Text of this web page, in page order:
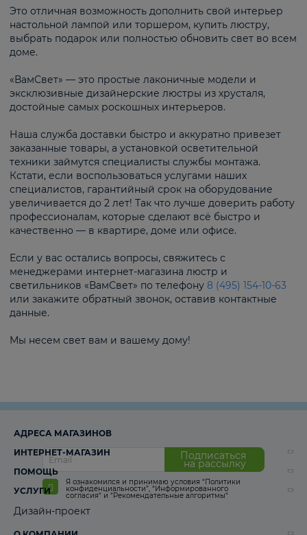
Это отличная возможность дополнить свой интерьер
настольной лампой или торшером, купить люстру,
выбрать подарок или полностью обновить свет во всем
доме.
«ВамСвет» — это простые лаконичные модели и
эксклюзивные дизайнерские люстры из хрусталя,
достойные самых роскошных интерьеров.
Наша служба доставки быстро и аккуратно привезет
заказанные товары, а установкой осветительной
техники займутся специалисты службы монтажа.
Кстати, если воспользоваться услугами наших
специалистов, гарантийный срок на оборудование
увеличивается до 2 лет! Так что лучше доверить работу
профессионалам, которые сделают всё быстро и
качественно — в квартире, доме или офисе.
Если у вас остались вопросы, свяжитесь с
менеджерами интернет-магазина люстр и
светильников «ВамСвет» по телефону 8 (495) 154-10-63
или закажите обратный звонок, оставив контактные
данные.
Мы несем свет вам и вашему дому!
Подписаться
на рассылку
Я ознакомился и принимаю условия “Политики
конфиденциальности”, “Информированного
согласия“ и “Рекомендательные алгоритмы“
АДРЕСА МАГАЗИНОВ
ИНТЕРНЕТ-МАГАЗИН
ПОМОЩЬ
УСЛУГИ
Дизайн-проект